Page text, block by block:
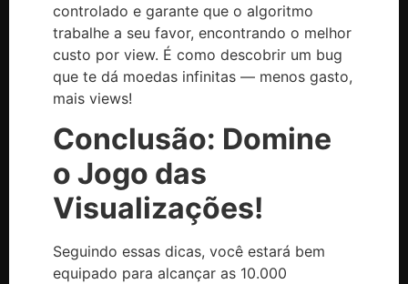
controlado e garante que o algoritmo
trabalhe a seu favor, encontrando o melhor
custo por view. É como descobrir um bug
que te dá moedas infinitas — menos gasto,
mais views!
Conclusão: Domine
o Jogo das
Visualizações!
Seguindo essas dicas, você estará bem
equipado para alcançar as 10.000